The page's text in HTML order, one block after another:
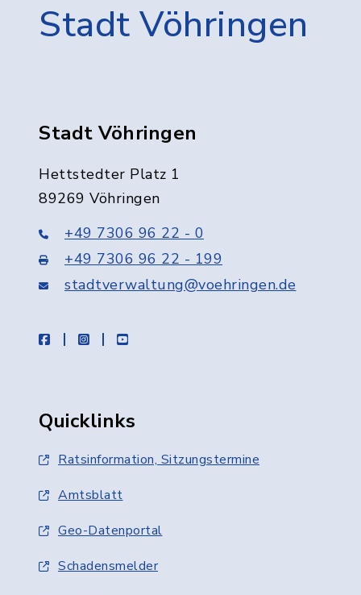
Stadt Vöhringen
Stadt Vöhringen
Hettstedter Platz 1
89269 Vöhringen
+49 7306 96 22 - 0
+49 7306 96 22 - 199
stadtverwaltung@voehringen.de
facebookinstagramyoutube
Quicklinks
Ratsinformation, Sitzungstermine
Amtsblatt
Geo-Datenportal
Schadensmelder